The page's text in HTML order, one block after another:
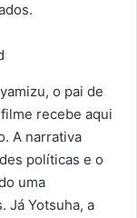
o pai de
recebe aqui
A narrativa
políticas e o
uma
Já Yotsuha, a